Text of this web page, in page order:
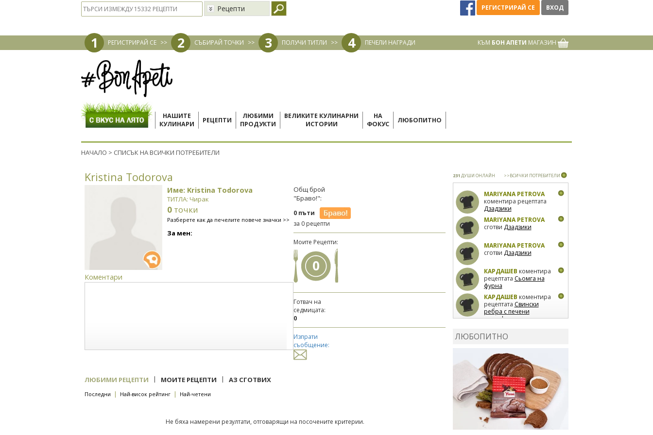
Рецепти РЕГИСТРИРАЙ СЕ ВХОД
1 РЕГИСТРИРАЙ СЕ >> 2 СЪБИРАЙ ТОЧКИ >> 3 ПОЛУЧИ ТИТЛИ >> 4 ПЕЧЕЛИ НАГРАДИ КЪМ БОН АПЕТИ МАГАЗИН
НАШИТЕ
КУЛИНАРИ
РЕЦЕПТИ
ЛЮБИМИ
ПРОДУКТИ
ВЕЛИКИТЕ КУЛИНАРНИ
ИСТОРИИ
НА
ФОКУС
ЛЮБОПИТНО
НАЧАЛО > СПИСЪК НА ВСИЧКИ ПОТРЕБИТЕЛИ
Kristina Todorova
Име: Kristina Todorova
ТИТЛА: Чирак
0 точки
Разберете как да печелите повече значки >>
За мен:
Коментари
Общ брой
"Браво!":
0 пъти
за 0 рецепти
Моите Рецепти:
0
Готвач на
седмицата:
0
Изпрати
съобщение:
ЛЮБИМИ РЕЦЕПТИ | МОИТЕ РЕЦЕПТИ | АЗ СГОТВИХ
Последни | Най-висок рейтинг | Най-четени
Не бяха намерени резултати, отговарящи на посочените критерии.
231 ДУШИ ОНЛАЙН >>ВСИЧКИ ПОТРЕБИТЕЛИ
MARIYANA PETROVA
коментира рецептата
Дзадзики
MARIYANA PETROVA
сготви Дзадзики
MARIYANA PETROVA
сготви Дзадзики
КАРДАШЕВ коментира
рецептата Сьомга на
фурна
КАРДАШЕВ коментира
рецептата Свински
ребра с печени
картофи
лимон
коментира рецептата
Киноа със зеленчуци
ЛЮБОПИТНО